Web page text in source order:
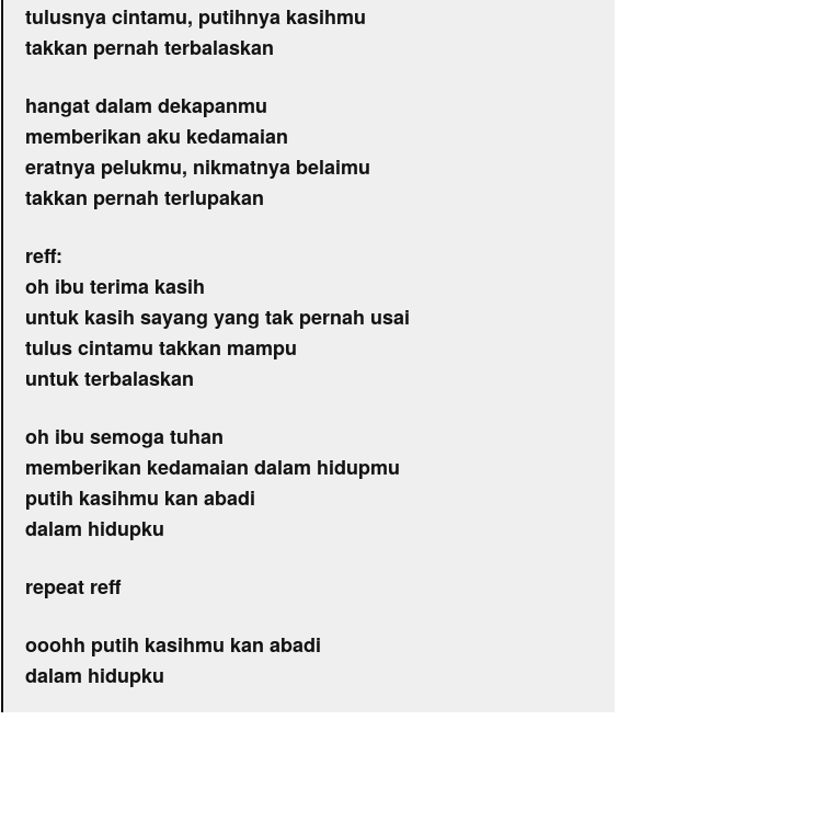
tulusnya cintamu, putihnya kasihmu
takkan pernah terbalaskan
hangat dalam dekapanmu
memberikan aku kedamaian
eratnya pelukmu, nikmatnya belaimu
takkan pernah terlupakan
reff:
oh ibu terima kasih
untuk kasih sayang yang tak pernah usai
tulus cintamu takkan mampu
untuk terbalaskan
oh ibu semoga tuhan
memberikan kedamaian dalam hidupmu
putih kasihmu kan abadi
dalam hidupku
repeat reff
ooohh putih kasihmu kan abadi
dalam hidupku